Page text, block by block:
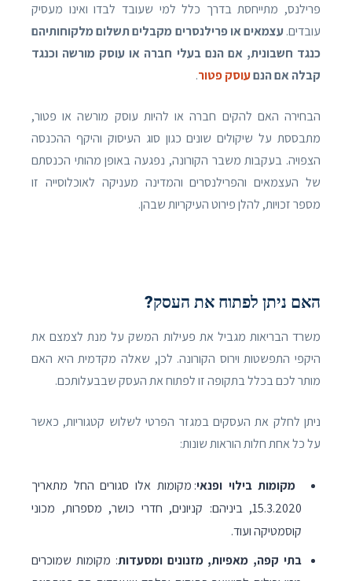
פרילנס, מתייחסת בדרך כלל למי שעובד לבדו ואינו מעסיק
עובדים.עצמאים או פרילנסרים מקבלים תשלום מלקוחותיהם
כנגד חשבונית, אם הנם בעלי חברה או עוסק מורשה וכנגד
קבלה אם הנםעוסק פטור.
הבחירה האם להקים חברה או להיות עוסק מורשה או פטור,
מתבססת על שיקולים שונים כגון סוג העיסוק והיקף ההכנסה
הצפויה. בעקבות משבר הקורונה, נפגעה באופן מהותי הכנסתם
של העצמאים והפרילנסרים והמדינה מעניקה לאוכלוסייה זו
מספר זכויות, להלן פירוט העיקריות שבהן.
האם ניתן לפתוח את העסק?
משרד הבריאות מגביל את פעילות המשק על מנת לצמצם את
היקפי התפשטות וירוס הקורונה. לכן, שאלה מקדמית היא האם
מותר לכם בכלל בתקופה זו לפתוח את העסק שבבעלותכם.
ניתן לחלק את העסקים במגזר הפרטי לשלוש קטגוריות, כאשר
על כל אחת חלות הוראות שונות:
מקומות בילוי ופנאי: מקומות אלו סגורים החל מתאריך
15.3.2020, ביניהם: קניונים, חדרי כושר, מספרות, מכוני
קוסמטיקה ועוד.
בתי קפה, מאפיות, מזנונים ומסעדות: מקומות שמוכרים